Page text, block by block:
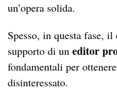
un’opera solida.
Spesso, in questa fase,
supporto di uneditor
fondamentali per
disinteressato.